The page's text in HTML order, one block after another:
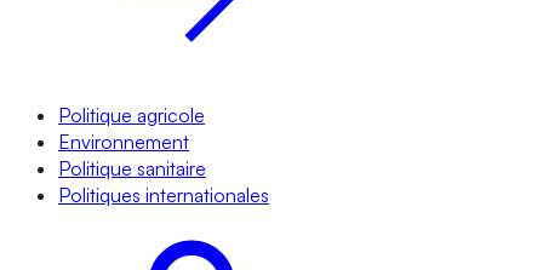
Politique agricole
Environnement
Politique sanitaire
Politiques internationales